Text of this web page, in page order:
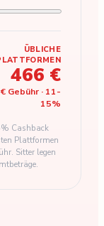
ÜBLICHE
466 €
Gebühr · 11-
15%
Cashback
Plattformen
Sitter legen